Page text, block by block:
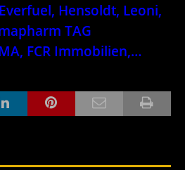
Hensoldt, Leoni,
TAG
FCR Immobilien,…